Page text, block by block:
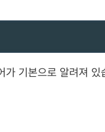
가 기본으로 알려져